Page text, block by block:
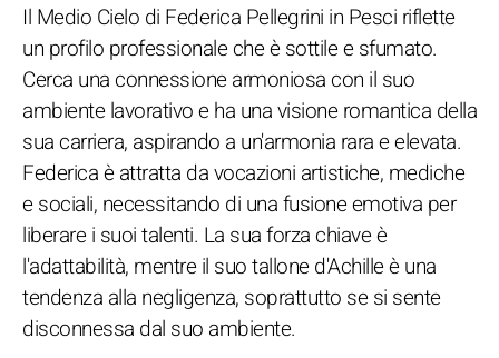
Il Medio Cielo di Federica Pellegrini in Pesci riflette
un profilo professionale che è sottile e sfumato.
Cerca una connessione armoniosa con il suo
ambiente lavorativo e ha una visione romantica della
sua carriera, aspirando a un'armonia rara e elevata.
Federica è attratta da vocazioni artistiche, mediche
e sociali, necessitando di una fusione emotiva per
liberare i suoi talenti. La sua forza chiave è
l'adattabilità, mentre il suo tallone d'Achille è una
tendenza alla negligenza, soprattutto se si sente
disconnessa dal suo ambiente.